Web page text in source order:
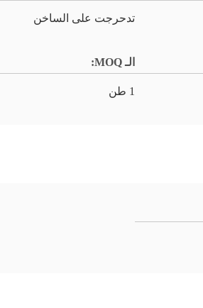
تدحرجت على الساخن
الـ MOQ:
1 طن